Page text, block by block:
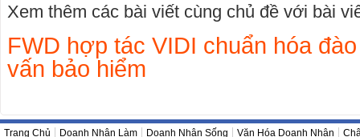
Xem thêm các bài viết cùng chủ đề với bài
FWD hợp tác VIDI chuẩn hóa
vấn bảo hiểm
Trang Chủ Doanh Nhân Làm Doanh Nhân Sống Văn Hóa Doanh Nhân